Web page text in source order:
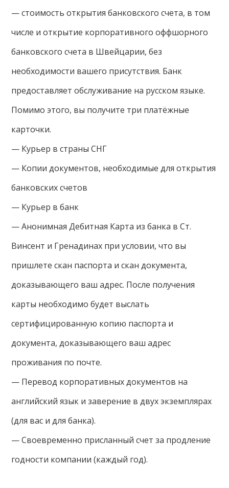
— стоимость открытия банковского счета, в том
числе и открытие корпоративного оффшорного
банковского счета в Швейцарии, без
необходимости вашего присутствия. Банк
предоставляет обслуживание на русском языке.
Помимо этого, вы получите три платёжные
карточки.
— Курьер в страны СНГ
— Копии документов, необходимые для открытия
банковских счетов
— Курьер в банк
— Анонимная Дебитная Карта из банка в Ст.
Винсент и Гренадинах при условии, что вы
пришлете скан паспорта и скан документа,
доказывающего ваш адрес. После получения
карты необходимо будет выслать
сертифицированную копию паспорта и
документа, доказывающего ваш адрес
проживания по почте.
— Перевод корпоративных документов на
английский язык и заверение в двух экземплярах
(для вас и для банка).
— Своевременно присланный счет за продление
годности компании (каждый год).